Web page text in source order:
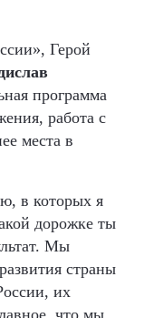
Герой
программа
работа с
места в
в которых я
дорожке ты
Мы
страны
их